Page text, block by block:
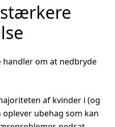
handler om at nedbryde
af kvinder i (og
ubehag som kan